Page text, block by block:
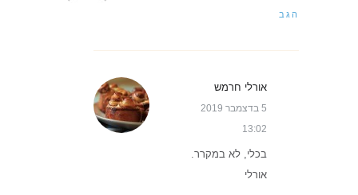
הגב
אורלי חרמש
5 בדצמבר 2019
13:02
בכלי, לא במקרר.
אורלי